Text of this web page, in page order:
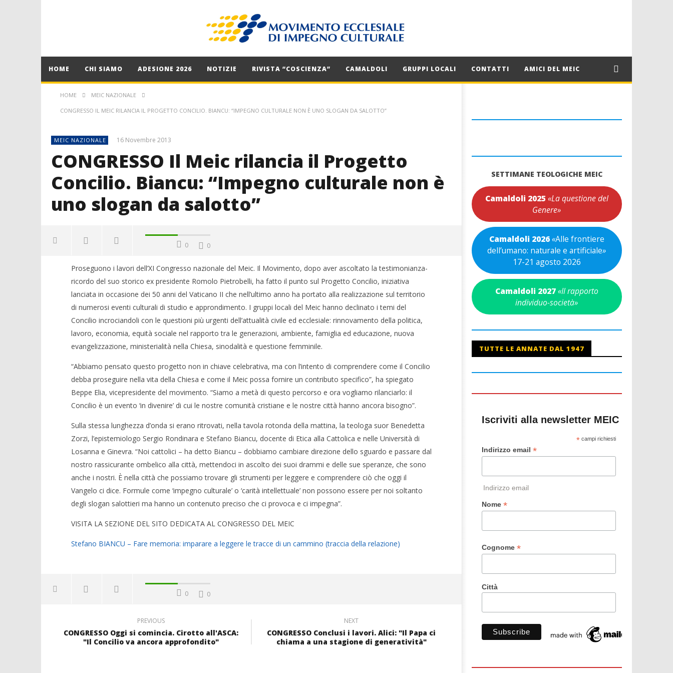
HOME CHI SIAMO ADESIONE 2026 NOTIZIE RIVISTA “COSCIENZA” CAMALDOLI GRUPPI LOCALI CONTATTI AMICI DEL MEIC
HOME MEIC NAZIONALE
CONGRESSO IL MEIC RILANCIA IL PROGETTO CONCILIO. BIANCU: “IMPEGNO CULTURALE NON È UNO SLOGAN DA SALOTTO”
MEIC NAZIONALE 16 Novembre 2013
CONGRESSO Il Meic rilancia il Progetto
Concilio. Biancu: “Impegno culturale non è
uno slogan da salotto”
0 0
Proseguono i lavori dell’XI Congresso nazionale del Meic. Il Movimento, dopo aver ascoltato la testimonianza-
ricordo del suo storico ex presidente Romolo Pietrobelli, ha fatto il punto sul Progetto Concilio, iniziativa
lanciata in occasione dei 50 anni del Vaticano II che nell’ultimo anno ha portato alla realizzazione sul territorio
di numerosi eventi culturali di studio e approndimento. I gruppi locali del Meic hanno declinato i temi del
Concilio incrociandoli con le questioni più urgenti dell’attualità civile ed ecclesiale: rinnovamento della politica,
lavoro, economia, equità sociale nel rapporto tra le generazioni, ambiente, famiglia ed educazione, nuova
evangelizzazione, ministerialità nella Chiesa, sinodalità e questione femminile.
“Abbiamo pensato questo progetto non in chiave celebrativa, ma con l’intento di comprendere come il Concilio
debba proseguire nella vita della Chiesa e come il Meic possa fornire un contributo specifico”, ha spiegato
Beppe Elia, vicepresidente del movimento. “Siamo a metà di questo percorso e ora vogliamo rilanciarlo: il
Concilio è un evento ‘in divenire’ di cui le nostre comunità cristiane e le nostre città hanno ancora bisogno”.
Sulla stessa lunghezza d’onda si erano ritrovati, nella tavola rotonda della mattina, la teologa suor Benedetta
Zorzi, l’epistemiologo Sergio Rondinara e Stefano Biancu, docente di Etica alla Cattolica e nelle Università di
Losanna e Ginevra. “Noi cattolici – ha detto Biancu – dobbiamo cambiare direzione dello sguardo e passare dal
nostro rassicurante ombelico alla città, mettendoci in ascolto dei suoi drammi e delle sue speranze, che sono
anche i nostri. È nella città che possiamo trovare gli strumenti per leggere e comprendere ciò che oggi il
Vangelo ci dice. Formule come ‘impegno culturale’ o ‘carità intellettuale’ non possono essere per noi soltanto
degli slogan salottieri ma hanno un contenuto preciso che ci provoca e ci impegna”.
VISITA LA SEZIONE DEL SITO DEDICATA AL CONGRESSO DEL MEIC
Stefano BIANCU – Fare memoria: imparare a leggere le tracce di un cammino (traccia della relazione)
0 0
PREVIOUS
CONGRESSO Oggi si comincia. Cirotto all'ASCA:
"Il Concilio va ancora approfondito"
NEXT
CONGRESSO Conclusi i lavori. Alici: "Il Papa ci
chiama a una stagione di generatività"
SETTIMANE TEOLOGICHE MEIC
Camaldoli 2025 «La questione del
Genere»
Camaldoli 2026«Alle frontiere
dell’umano: naturale e artificiale»
17-21 agosto 2026
Camaldoli 2027 «Il rapporto
individuo-società»
TUTTE LE ANNATE DAL 1947
Iscriviti alla newsletter MEIC
* campi richiesti
Indirizzo email *
Indirizzo email
Nome *
Cognome *
Città